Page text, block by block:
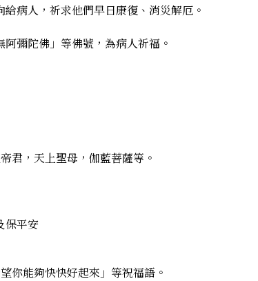
病人，祈求他們早日康復、消災解厄。
彌陀佛」等佛號，為病人祈福。
君，天上聖母，伽藍菩薩等。
保平安
你能夠快快好起來」等祝福語。